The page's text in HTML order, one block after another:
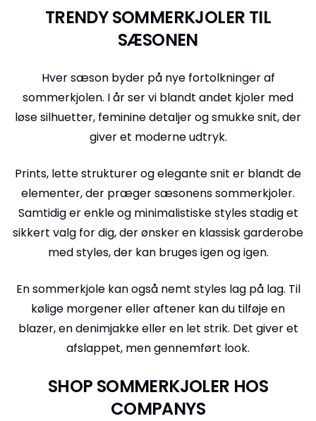
TRENDY SOMMERKJOLER TIL
SÆSONEN
Hver sæson byder på nye fortolkninger af
sommerkjolen. I år ser vi blandt andet kjoler med
løse silhuetter, feminine detaljer og smukke snit, der
giver et moderne udtryk.
Prints, lette strukturer og elegante snit er blandt de
elementer, der præger sæsonens sommerkjoler.
Samtidig er enkle og minimalistiske styles stadig et
sikkert valg for dig, der ønsker en klassisk garderobe
med styles, der kan bruges igen og igen.
En sommerkjole kan også nemt styles lag på lag. Til
kølige morgener eller aftener kan du tilføje en
blazer, en denimjakke eller en let strik. Det giver et
afslappet, men gennemført look.
SHOP SOMMERKJOLER HOS
COMPANYS